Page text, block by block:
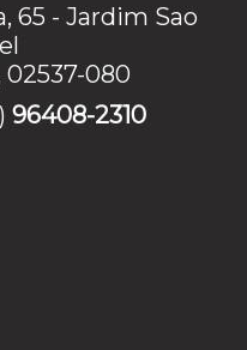
65 - Jardim Sao
02537-080
96408-2310